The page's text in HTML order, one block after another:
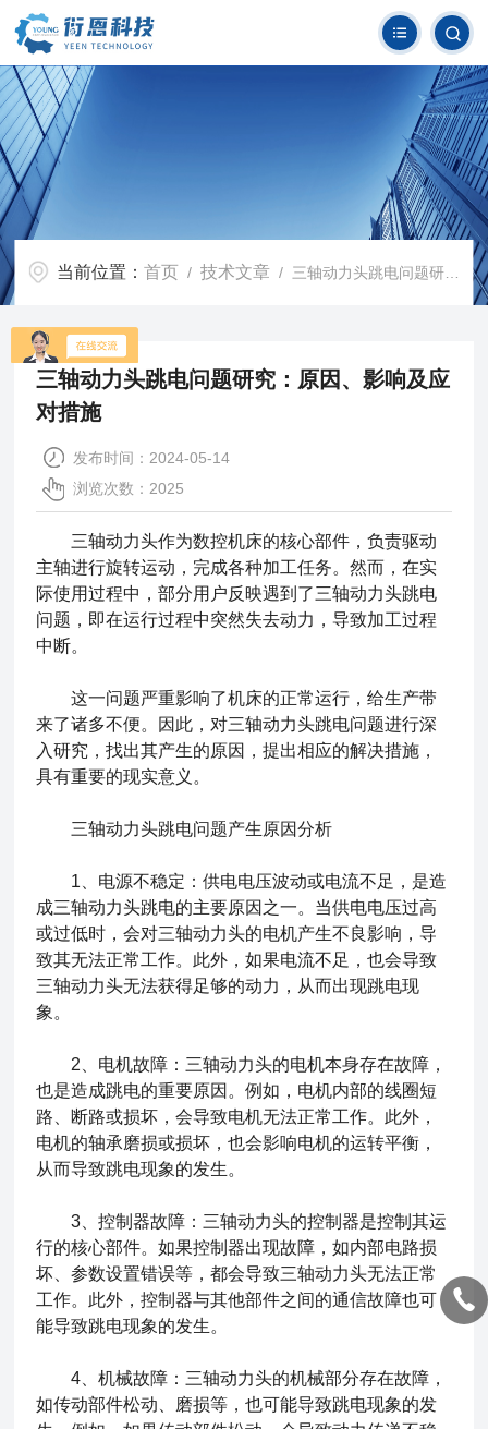
当前位置：首页 /技术文章 / 三轴动力头跳电问题研究：原因、影响及应对措施
三轴动力头跳电问题研究：原因、影响及应
对措施
发布时间：2024-05-14
浏览次数：2025
三轴动力头作为数控机床的核心部件，负责驱动
主轴进行旋转运动，完成各种加工任务。然而，在实
际使用过程中，部分用户反映遇到了三轴动力头跳电
问题，即在运行过程中突然失去动力，导致加工过程
中断。
这一问题严重影响了机床的正常运行，给生产带
来了诸多不便。因此，对三轴动力头跳电问题进行深
入研究，找出其产生的原因，提出相应的解决措施，
具有重要的现实意义。
三轴动力头跳电问题产生原因分析
1、电源不稳定：供电电压波动或电流不足，是造
成三轴动力头跳电的主要原因之一。当供电电压过高
或过低时，会对三轴动力头的电机产生不良影响，导
致其无法正常工作。此外，如果电流不足，也会导致
三轴动力头无法获得足够的动力，从而出现跳电现
象。
2、电机故障：三轴动力头的电机本身存在故障，
也是造成跳电的重要原因。例如，电机内部的线圈短
路、断路或损坏，会导致电机无法正常工作。此外，
电机的轴承磨损或损坏，也会影响电机的运转平衡，
从而导致跳电现象的发生。
3、控制器故障：三轴动力头的控制器是控制其运
行的核心部件。如果控制器出现故障，如内部电路损
坏、参数设置错误等，都会导致三轴动力头无法正常
工作。此外，控制器与其他部件之间的通信故障也可
能导致跳电现象的发生。
4、机械故障：三轴动力头的机械部分存在故障，
如传动部件松动、磨损等，也可能导致跳电现象的发